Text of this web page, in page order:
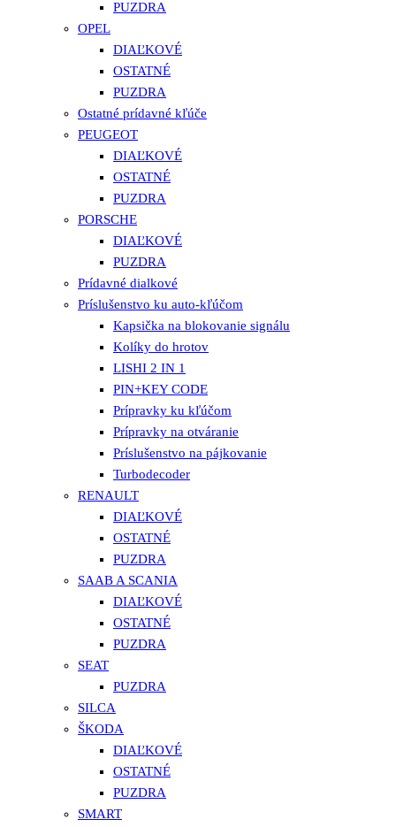
PUZDRA
OPEL
DIAĽKOVÉ
OSTATNÉ
PUZDRA
Ostatné prídavné kľúče
PEUGEOT
DIAĽKOVÉ
OSTATNÉ
PUZDRA
PORSCHE
DIAĽKOVÉ
PUZDRA
Prídavné dialkové
Príslušenstvo ku auto-kľúčom
Kapsička na blokovanie signálu
Kolíky do hrotov
LISHI 2 IN 1
PIN+KEY CODE
Prípravky ku kľúčom
Prípravky na otváranie
Príslušenstvo na pájkovanie
Turbodecoder
RENAULT
DIAĽKOVÉ
OSTATNÉ
PUZDRA
SAAB A SCANIA
DIAĽKOVÉ
OSTATNÉ
PUZDRA
SEAT
PUZDRA
SILCA
ŠKODA
DIAĽKOVÉ
OSTATNÉ
PUZDRA
SMART